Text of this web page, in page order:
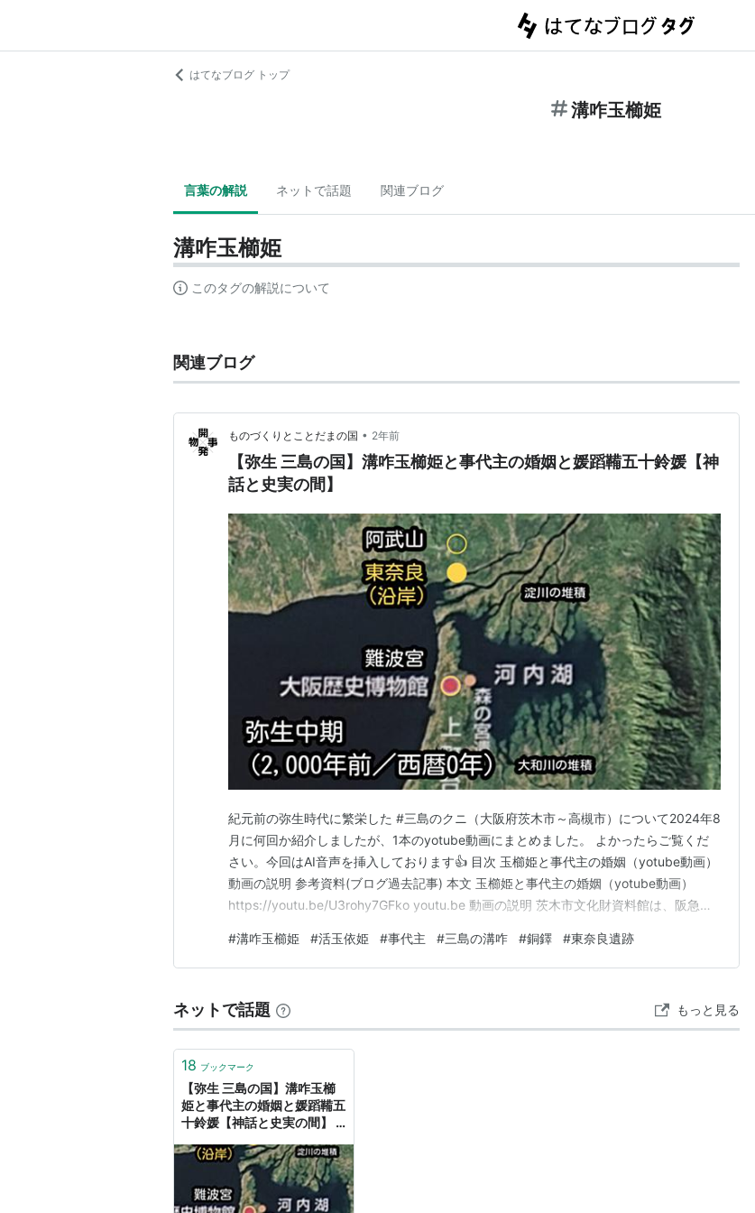
はてなブログ トップ
溝咋玉櫛姫
言葉の解説 ネットで話題 関連ブログ
溝咋玉櫛姫
このタグの解説について
関連ブログ
ものづくりとことだまの国 • 2年前
【弥生 三島の国】溝咋玉櫛姫と事代主の婚姻と媛蹈鞴五十鈴媛【神
話と史実の間】
紀元前の弥生時代に繁栄した #三島のクニ（大阪府茨木市～高槻市）について2024年8
月に何回か紹介しましたが、1本のyotube動画にまとめました。 よかったらご覧くだ
さい。今回はAI音声を挿入しております👍 目次 玉櫛姫と事代主の婚姻（yotube動画）
動画の説明 参考資料(ブログ過去記事) 本文 玉櫛姫と事代主の婚姻（yotube動画）
https://youtu.be/U3rohy7GFko youtu.be 動画の説明 茨木市文化財資料館は、阪急南
あります。 東奈良遺跡は、複数の環濠と居住域、水田、墓域の…
#溝咋玉櫛姫 #活玉依姫 #事代主 #三島の溝咋 #銅鐸 #東奈良遺跡
ネットで話題 もっと見る
18 ブックマーク
【弥生 三島の国】溝咋玉櫛
姫と事代主の婚姻と媛蹈鞴五
十鈴媛【神話と史実の間】 -